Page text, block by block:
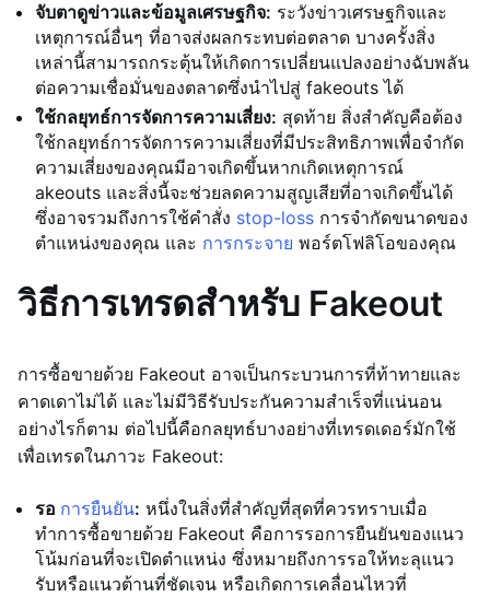
จับตาดูข่าวและข้อมูลเศรษฐกิจ: ระวังข่าวเศรษฐกิจและ
เหตุการณ์อื่นๆ ที่อาจส่งผลกระทบต่อตลาด บางครั้งสิ่ง
เหล่านี้สามารถกระตุ้นให้เกิดการเปลี่ยนแปลงอย่างฉับพลัน
ต่อความเชื่อมั่นของตลาดซึ่งนำไปสู่ fakeouts ได้
ใช้กลยุทธ์การจัดการความเสี่ยง: สุดท้าย สิ่งสำคัญคือต้อง
ใช้กลยุทธ์การจัดการความเสี่ยงที่มีประสิทธิภาพเพื่อจำกัด
ความเสี่ยงของคุณมีอาจเกิดขึ้นหากเกิดเหตุการณ์
akeouts และสิ่งนี้จะช่วยลดความสูญเสียที่อาจเกิดขึ้นได้
ซึ่งอาจรวมถึงการใช้คำสั่ง stop-loss การจำกัดขนาดของ
ตำแหน่งของคุณ และ การกระจาย พอร์ตโฟลิโอของคุณ
วิธีการเทรดสำหรับ Fakeout
การซื้อขายด้วย Fakeout อาจเป็นกระบวนการที่ท้าทายและ
คาดเดาไม่ได้ และไม่มีวิธีรับประกันความสำเร็จที่แน่นอน
อย่างไรก็ตาม ต่อไปนี้คือกลยุทธ์บางอย่างที่เทรดเดอร์มักใช้
เพื่อเทรดในภาวะ Fakeout:
รอ การยืนยัน: หนึ่งในสิ่งที่สำคัญที่สุดที่ควรทราบเมื่อ
ทำการซื้อขายด้วย Fakeout คือการรอการยืนยันของแนว
โน้มก่อนที่จะเปิดตำแหน่ง ซึ่งหมายถึงการรอให้ทะลุแนว
รับหรือแนวต้านที่ชัดเจน หรือเกิดการเคลื่อนไหวที่